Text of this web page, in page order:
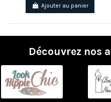
Ajouter au panier
Découvrez nos